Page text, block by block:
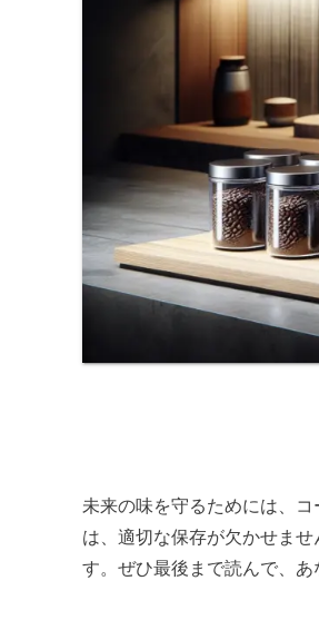
未来の味を守るためには、
は、適切な保存が欠かせま
す。ぜひ最後まで読んで、あ